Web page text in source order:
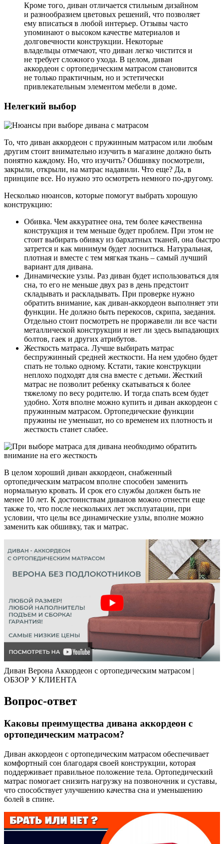
Кроме того, диван отличается стильным дизайном
и разнообразием цветовых решений, что позволяет
ему вписаться в любой интерьер. Отзывы часто
упоминают о высоком качестве материалов и
долговечности конструкции. Некоторые
владельцы отмечают, что диван легко чистится и
не требует сложного ухода. В целом, диван
аккордеон с ортопедическим матрасом становится
не только практичным, но и эстетически
привлекательным элементом мебели в доме.
Нелегкий выбор
То, что диван аккордеон с пружинным матрасом или любым
другим стоит внимательно изучить в магазине должно быть
понятно каждому. Но, что изучить? Обшивку посмотрели,
закрыли, открыли, на матрас надавили. Что еще? Да, в
принципе все. Но нужно это осмотреть немного по-другому.
Несколько нюансов, которые помогут выбрать хорошую
конструкцию:
Обивка. Чем аккуратнее она, тем более качественна
конструкция и тем меньше будет проблем. При этом не
стоит выбирать обивку из бархатных тканей, она быстро
затрется и как минимум будет лосниться. Натуральная,
плотная и вместе с тем мягкая ткань – самый лучший
вариант для дивана.
Динамические узлы. Раз диван будет использоваться для
сна, то его не меньше двух раз в день предстоит
складывать и раскладывать. При проверке нужно
обратить внимание, как диван-аккордеон выполняет эти
функции. Не должно быть перекосов, скрипа, заедания.
Отдельно стоит посмотреть не проржавели ли все части
металлической конструкции и нет ли здесь выпадающих
болтов, гаек и других атрибутов.
Жесткость матраса. Лучше выбирать матрас
беспружинный средней жесткости. На нем удобно будет
спать не только одному. Кстати, такие конструкции
неплохо подходят для сна вместе с детьми. Жесткий
матрас не позволит ребенку скатываться к более
тяжелому по весу родителю. И тогда спать всем будет
удобно. Хотя вполне можно купить и диван аккордеон с
пружинным матрасом. Ортопедические функции
пружины не уменьшат, но со временем их плотность и
жесткость станет слабее.
В целом хороший диван аккордеон, снабженный
ортопедическим матрасом вполне способен заменить
нормальную кровать. И срок его службы должен быть не
менее 10 лет. К достоинствам диванов можно отнести еще
также то, что после нескольких лет эксплуатации, при
условии, что целы все динамические узлы, вполне можно
заменить как обшивку, так и матрас.
Диван Верона Аккордеон с ортопедическим матрасом |
ОБЗОР У КЛИЕНТА
Вопрос-ответ
Каковы преимущества дивана аккордеон с
ортопедическим матрасом?
Диван аккордеон с ортопедическим матрасом обеспечивает
комфортный сон благодаря своей конструкции, которая
поддерживает правильное положение тела. Ортопедический
матрас помогает снизить нагрузку на позвоночник и суставы,
что способствует улучшению качества сна и уменьшению
болей в спине.